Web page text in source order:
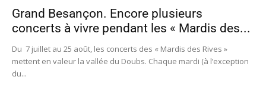
Grand Besançon. Encore plusieurs
concerts à vivre pendant les « Mardis des...
Du 7 juillet au 25 août, les concerts des « Mardis des Rives »
mettent en valeur la vallée du Doubs. Chaque mardi (à l’exception
du...